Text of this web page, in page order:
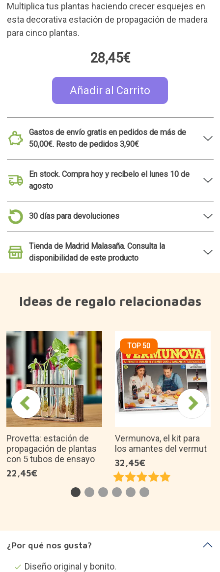
Multiplica tus plantas haciendo crecer esquejes en
esta decorativa estación de propagación de madera
para cinco plantas.
28,45€
Añadir al Carrito
Gastos de envío gratis en pedidos de más de
50,00€. Resto de pedidos 3,90€
En stock. Compra hoy y recíbelo el lunes 10 de
agosto
30 días para devoluciones
Tienda de Madrid Malasaña. Consulta la
disponibilidad de este producto
Ideas de regalo relacionadas
Provetta: estación de
propagación de plantas
con 5 tubos de ensayo
22,45€
TOP 50
Vermunova, el kit para
los amantes del vermut
32,45€
¿Por qué nos gusta?
Diseño original y bonito.